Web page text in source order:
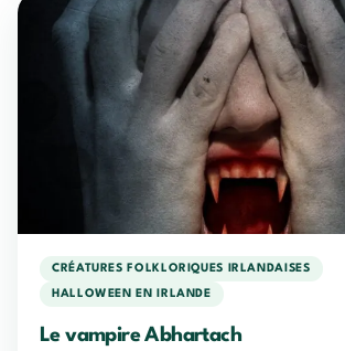
CRÉATURES FOLKLORIQUES IRLANDAISES
HALLOWEEN EN IRLANDE
Le vampire Abhartach